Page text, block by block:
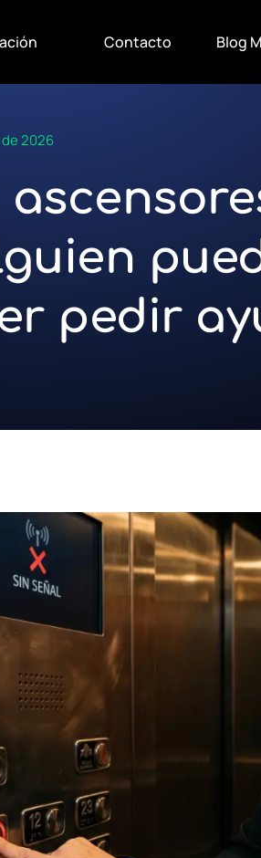
Contacto Blog
2026
pedir